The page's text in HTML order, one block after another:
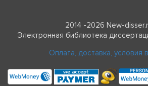
2014 -2026 New-
Электронная библиотека
Оплата, доставка, условия